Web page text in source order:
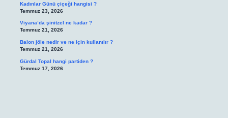
Kadınlar Günü çiçeği hangisi ?
Temmuz 23, 2026
Viyana’da şinitzel ne kadar ?
Temmuz 21, 2026
Balon jöle nedir ve ne için kullanılır ?
Temmuz 21, 2026
Gürdal Topal hangi partiden ?
Temmuz 17, 2026